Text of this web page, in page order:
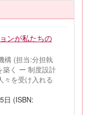
ンが私たちの
構 (担当:分担執
く ー 制度設計
々を受け入れる
日 (ISBN: